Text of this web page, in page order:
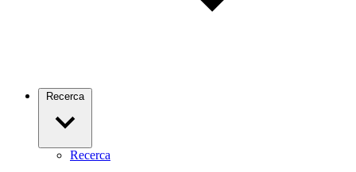
Recerca
Recerca